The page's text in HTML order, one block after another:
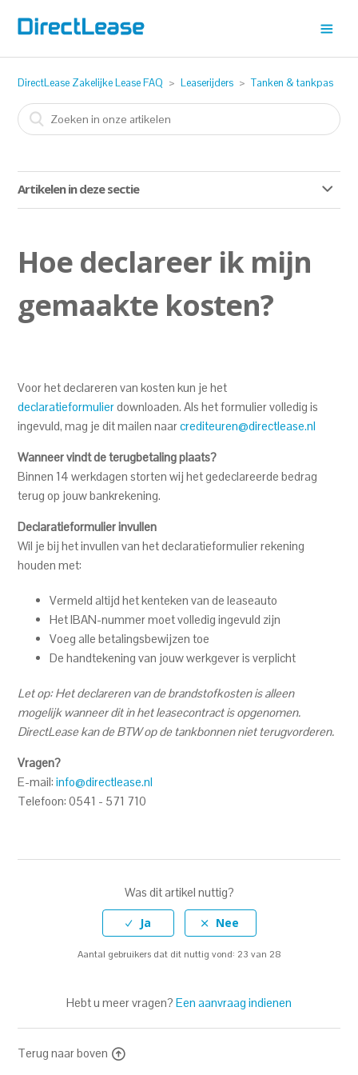
DirectLease Zakelijke Lease FAQ Leaserijders Tanken & tankpas
Artikelen in deze sectie
Zit gratis door de wasstraat bij het leasecontract in?
Hoe declareer ik mijn gemaakte kosten?
Werkt mijn MultiTankcard ook in het buitenland ?
Kan ik met mijn tankpas ook olie afrekenen?
Hoe declareer ik mijn
gemaakte kosten?
Voor het declareren van kosten kun je het
declaratieformulierdownloaden. Als het formulier volledig is
ingevuld, mag je dit mailen naarcrediteuren@directlease.nl
Wanneer vindt de terugbetaling plaats?
Binnen 14 werkdagen storten wij het gedeclareerde bedrag
terug op jouw bankrekening.
Declaratieformulier invullen
Wil je bij het invullen van het declaratieformulier rekening
houden met:
Vermeld altijd het kenteken van de leaseauto
Het IBAN-nummer moet volledig ingevuld zijn
Voeg alle betalingsbewijzen toe
De handtekening van jouw werkgever is verplicht
Let op: Het declareren van de brandstofkosten is alleen
mogelijk wanneer dit in het leasecontract is opgenomen.
DirectLease kan de BTW op de tankbonnen niet terugvorderen.
Vragen?
E-mail:info@directlease.nl
Telefoon: 0541 - 571 710
Was dit artikel nuttig?
Aantal gebruikers dat dit nuttig vond: 23 van 28
Hebt u meer vragen? Een aanvraag indienen
Terug naar boven